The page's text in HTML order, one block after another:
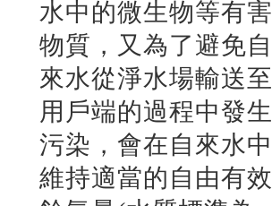
水中的微生物等有害
物質，又為了避免自
來水從淨水場輸送至
用戶端的過程中發生
污染，會在自來水中
維持適當的自由有效